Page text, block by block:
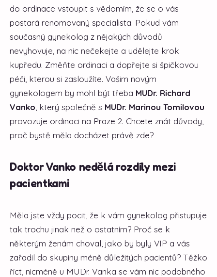
do ordinace vstoupit s vědomím, že se o vás
postará renomovaný specialista. Pokud vám
současný gynekolog z nějakých důvodů
nevyhovuje, na nic nečekejte a udělejte krok
kupředu. Změňte ordinaci a dopřejte si špičkovou
péči, kterou si zasloužíte. Vašim novým
gynekologem by mohl být třeba MUDr. Richard
Vanko , který společně s MUDr. Marinou Tomilovou
provozuje ordinaci na Praze 2. Chcete znát důvody,
proč bystě měla docházet právě zde?
Doktor Vanko nedělá rozdíly mezi
pacientkami
Měla jste vždy pocit, že k vám gynekolog přistupuje
tak trochu jinak než o ostatním? Proč se k
některým ženám choval, jako by byly VIP a vás
zařadil do skupiny méně důležitých pacientů? Těžko
říct, nicméně u MUDr. Vanka se vám nic podobného